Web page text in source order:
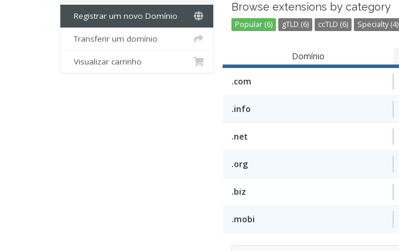
Registrar um novo Domínio
Transferir um domínio
Visualizar carrinho
Browse extensions by category
Popular (6) gTLD (6) ccTLD (6) Specialty (4)
Domínio
.com
.info
.net
.org
.biz
.mobi